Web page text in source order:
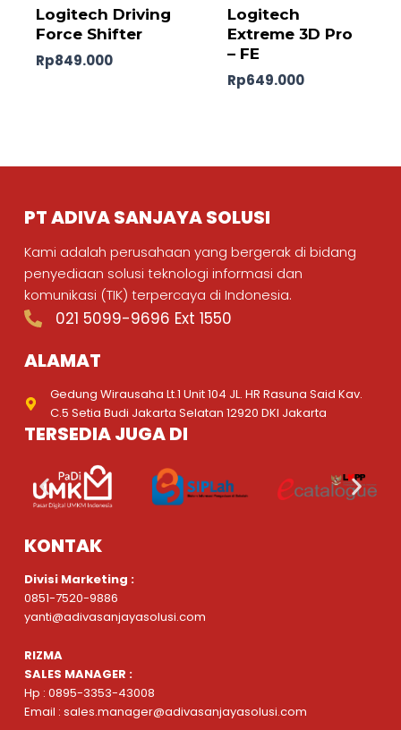
Logitech Driving
Force Shifter
Rp849.000
Logitech
Extreme 3D Pro
– FE
Rp649.000
PT ADIVA SANJAYA SOLUSI
Kami adalah perusahaan yang bergerak di bidang
penyediaan solusi teknologi informasi dan
komunikasi (TIK) terpercaya di Indonesia.
021 5099-9696 Ext 1550
ALAMAT
Gedung Wirausaha Lt.1 Unit 104 JL. HR Rasuna Said Kav.
C.5 Setia Budi Jakarta Selatan 12920 DKI Jakarta
TERSEDIA JUGA DI
KONTAK
Divisi Marketing :
0851-7520-9886
yanti@adivasanjayasolusi.com
RIZMA
SALES MANAGER :
Hp : 0895-3353-43008
Email : sales.manager@adivasanjayasolusi.com